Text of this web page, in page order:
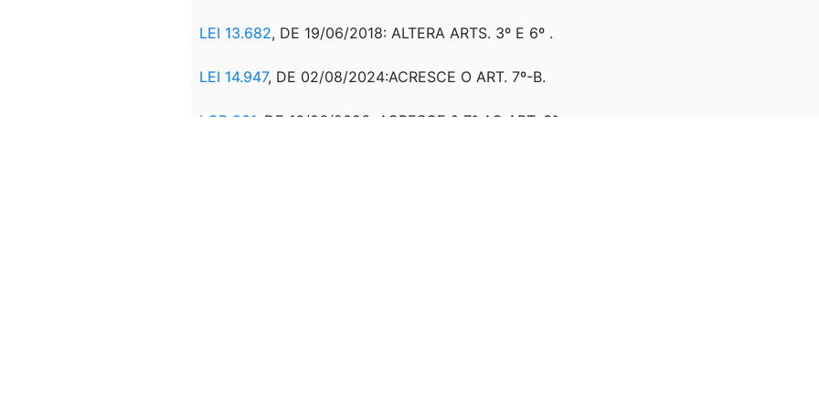
LEI 13.682, DE 19/06/2018: ALTERA ARTS. 3º E 6º .
LEI 14.947, DE 02/08/2024:ACRESCE O ART. 7º-B.
LCP 231, DE 16/06/2026: ACRESCE § 7º AO ART. 3º.